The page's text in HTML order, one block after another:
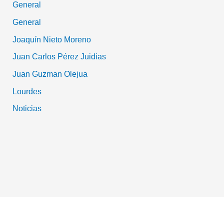
General
General
Joaquín Nieto Moreno
Juan Carlos Pérez Juidias
Juan Guzman Olejua
Lourdes
Noticias